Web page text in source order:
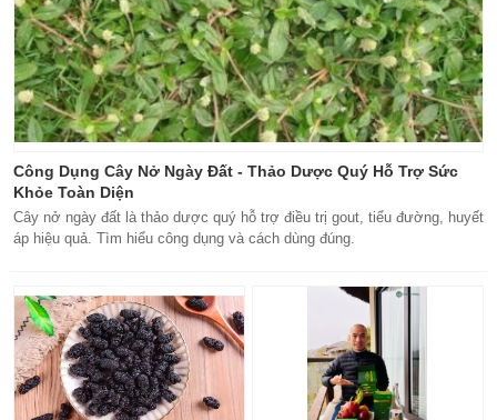
Công Dụng Cây Nở Ngày Đất - Thảo Dược Quý Hỗ Trợ Sức
Khỏe Toàn Diện
Cây nở ngày đất là thảo dược quý hỗ trợ điều trị gout, tiểu đường, huyết
áp hiệu quả. Tìm hiểu công dụng và cách dùng đúng.